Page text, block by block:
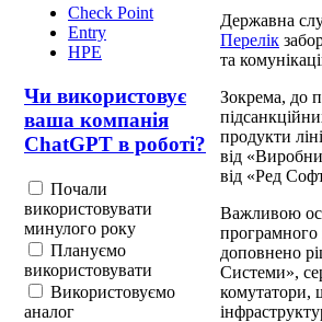
Check Point
Entry
HPE
Чи використовує
ваша компанія
ChatGPT в роботі?
Почали
використовувати
минулого року
Плануємо
використовувати
Використовуємо
аналог
Державна
Перелік
та
Зокрема, до
продукти
від
від «Ред
Важливою
програмного
доповнено
Системи»,
комутатори,